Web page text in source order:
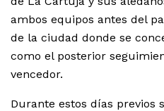
ambos equipos antes del
de la ciudad donde se
como el posterior
vencedor.
Durante estos días previos